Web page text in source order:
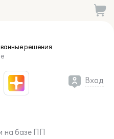
решения
Вход
на базе ПП